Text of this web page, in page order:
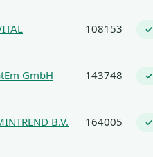
108153 ✓
GmbH 143748 ✓
B.V. 164005 ✓